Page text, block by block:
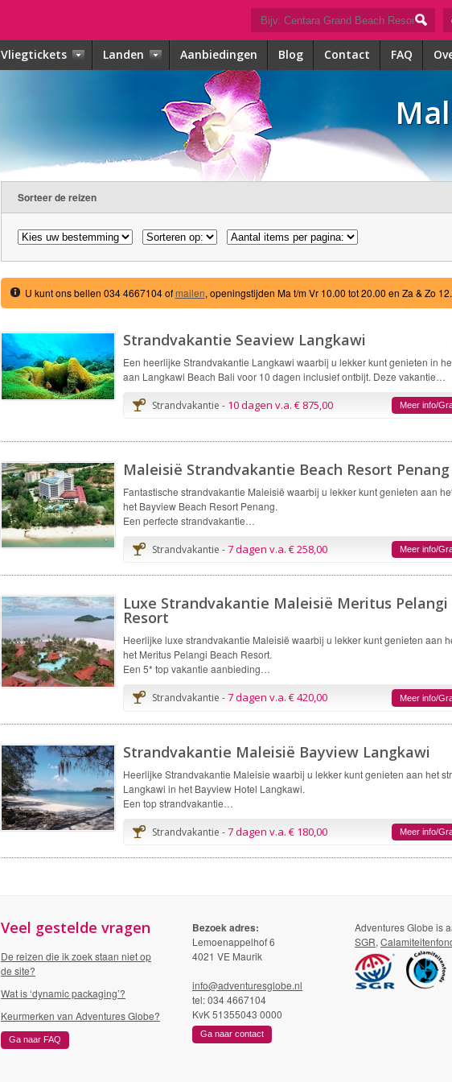
Vliegtickets Landen Aanbiedingen Blog Contact FAQ
Sorteer de reizen
U kunt ons bellen 034 4667104 ofmailen, openingstijden Ma t/m Vr 10.00 tot 20.00 en Za & Zo
Strandvakantie Seaview Langkawi
Een heerlijke Strandvakantie Langkawi waarbij u lekker kunt genieten in
aan Langkawi Beach Bali voor 10 dagen inclusief ontbijt. Deze vakantie…
Strandvakantie - 10 dagen v.a. € 875,00 Meer info/
Maleisië Strandvakantie Beach Resort Penang
Fantastische strandvakantie Maleisië waarbij u lekker kunt genieten aan
het Bayview Beach Resort Penang.
Een perfecte strandvakantie…
Strandvakantie -7 dagen v.a. € 258,00 Meer info/
Luxe Strandvakantie Maleisië Meritus Pelangi
Resort
Heerlijke luxe strandvakantie Maleisië waarbij u lekker kunt genieten aan
het Meritus Pelangi Beach Resort.
Een 5* top vakantie aanbieding…
Strandvakantie -7 dagen v.a. € 420,00 Meer info/
Strandvakantie Maleisië Bayview Langkawi
Heerlijke Strandvakantie Maleisie waarbij u lekker kunt genieten aan het
Langkawi in het Bayview Hotel Langkawi.
Een top strandvakantie…
Strandvakantie -7 dagen v.a. € 180,00 Meer info/
Veel gestelde vragen
De reizen die ik zoek staan niet op
de site?
Wat is ‘dynamic packaging’?
Keurmerken van Adventures Globe?
Ga naar FAQ
Bezoek adres:
Lemoenappelhof 6
4021 VE Maurik
info@adventuresglobe.nl
tel: 034 4667104
KvK 51355043 0000
Ga naar contact
Adventures Globe is
SGR,